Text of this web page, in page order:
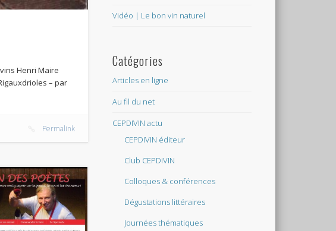
Henri Maire
– par
Permalink
Vidéo | Le bon vin naturel
Catégories
Articles en ligne
Au fil du net
CEPDIVIN actu
CEPDIVIN éditeur
Club CEPDIVIN
Colloques & conférences
Dégustations littéraires
Journées thématiques